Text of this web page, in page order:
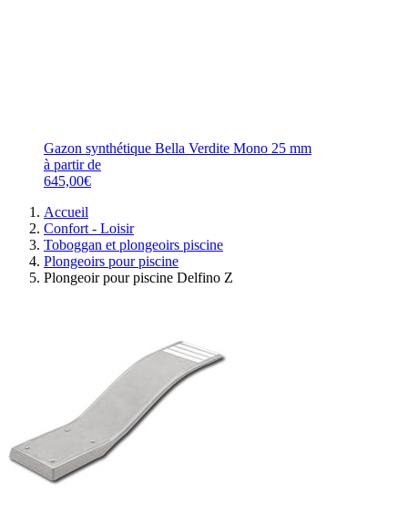
Gazon synthétique Bella Verdite Mono 25 mm
à partir de
645,00€
Accueil
Confort - Loisir
Toboggan et plongeoirs piscine
Plongeoirs pour piscine
Plongeoir pour piscine Delfino Z